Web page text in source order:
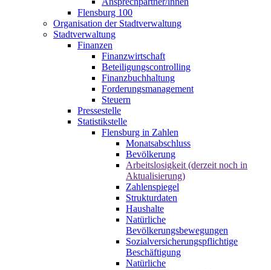
Flensburg 100
Organisation der Stadtverwaltung
Stadtverwaltung
Finanzen
Finanzwirtschaft
Beteiligungscontrolling
Finanzbuchhaltung
Forderungsmanagement
Steuern
Pressestelle
Statistikstelle
Flensburg in Zahlen
Monatsabschluss
Bevölkerung
Arbeitslosigkeit (derzeit noch in
Aktualisierung)
Zahlenspiegel
Strukturdaten
Haushalte
Natürliche
Bevölkerungsbewegungen
Sozialversicherungspflichtige
Beschäftigung
Natürliche